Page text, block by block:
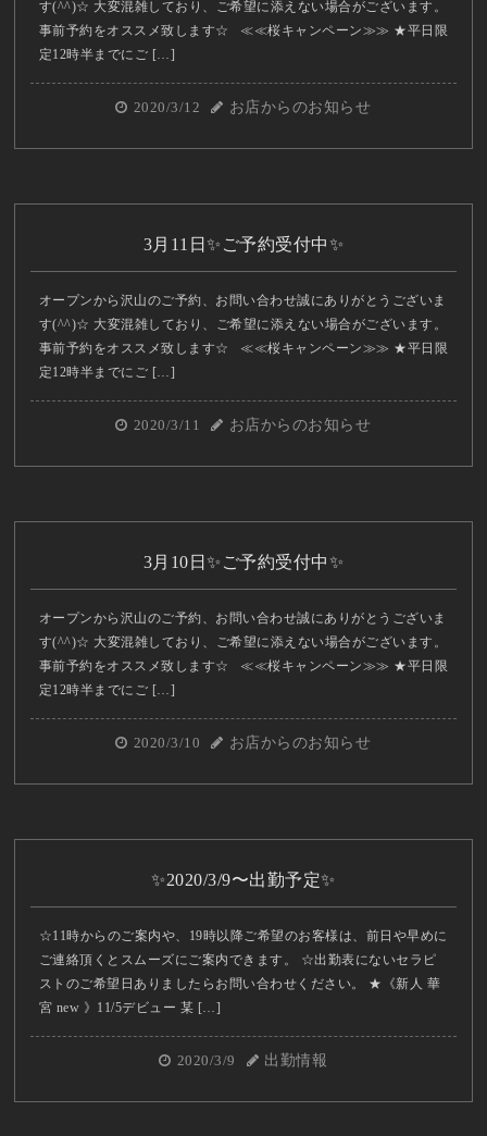
す(^^)☆ 大変混雑しており、ご希望に添えない場合がございます。
事前予約をオススメ致します☆ ≪≪桜キャンペーン≫≫ ★平日限
定12時半までにご […]
2020/3/12 お店からのお知らせ
3月11日✨ご予約受付中✨
オープンから沢山のご予約、お問い合わせ誠にありがとうございま
す(^^)☆ 大変混雑しており、ご希望に添えない場合がございます。
事前予約をオススメ致します☆ ≪≪桜キャンペーン≫≫ ★平日限
定12時半までにご […]
2020/3/11 お店からのお知らせ
3月10日✨ご予約受付中✨
オープンから沢山のご予約、お問い合わせ誠にありがとうございま
す(^^)☆ 大変混雑しており、ご希望に添えない場合がございます。
事前予約をオススメ致します☆ ≪≪桜キャンペーン≫≫ ★平日限
定12時半までにご […]
2020/3/10 お店からのお知らせ
✨2020/3/9〜出勤予定✨
☆11時からのご案内や、19時以降ご希望のお客様は、前日や早めに
ご連絡頂くとスムーズにご案内できます。 ☆出勤表にないセラピ
ストのご希望日ありましたらお問い合わせください。 ★《新人 華
宮 new 》11/5デビュー 某 […]
2020/3/9 出勤情報